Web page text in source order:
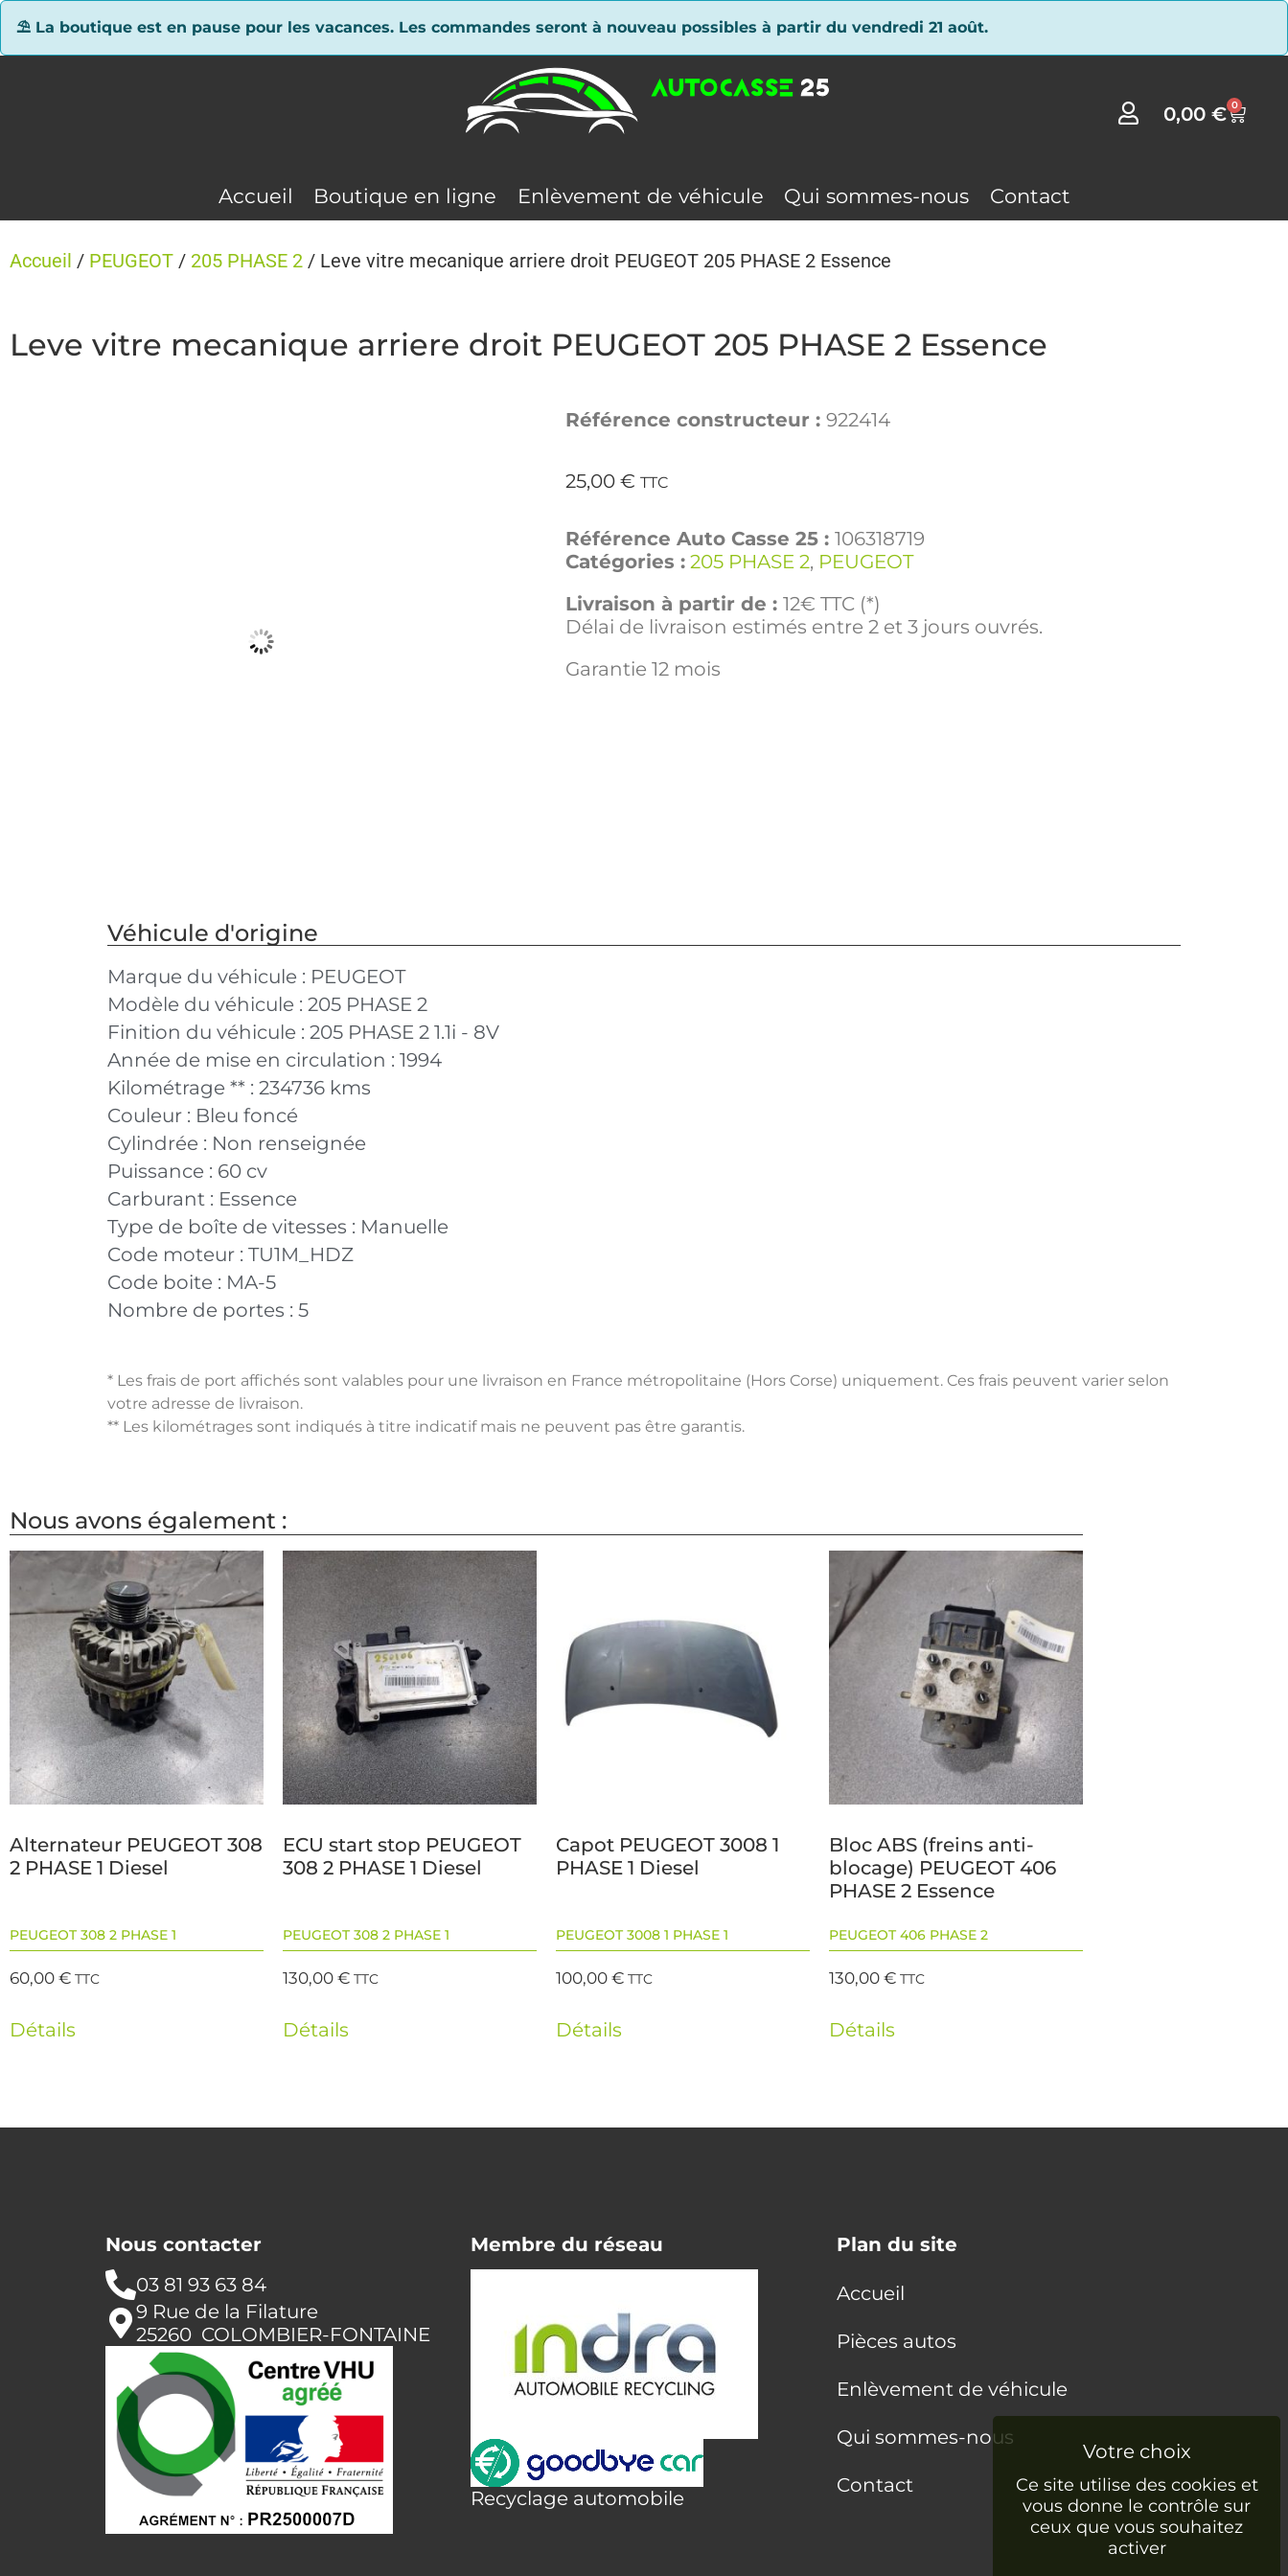
⛱ La boutique est en pause pour les vacances. Les commandes seront à nouveau possibles à partir du vendredi 21 août.
0,00€ 0
Accueil Boutique en ligne Enlèvement de véhicule Qui sommes-nous Contact
Accueil / PEUGEOT / 205 PHASE 2 / Leve vitre mecanique arriere droit PEUGEOT 205 PHASE 2 Essence
Leve vitre mecanique arriere droit PEUGEOT 205 PHASE 2 Essence
Référence constructeur : 922414
25,00 € TTC
Référence Auto Casse 25 : 106318719
Catégories : 205 PHASE 2, PEUGEOT
Livraison à partir de : 12€ TTC (*)
Délai de livraison estimés entre 2 et 3 jours ouvrés.
Garantie 12 mois
Véhicule d'origine
Marque du véhicule : PEUGEOT
Modèle du véhicule : 205 PHASE 2
Finition du véhicule : 205 PHASE 2 1.1i - 8V
Année de mise en circulation : 1994
Kilométrage ** : 234736 kms
Couleur : Bleu foncé
Cylindrée : Non renseignée
Puissance : 60 cv
Carburant : Essence
Type de boîte de vitesses : Manuelle
Code moteur : TU1M_HDZ
Code boite : MA-5
Nombre de portes : 5
* Les frais de port affichés sont valables pour une livraison en France métropolitaine (Hors Corse) uniquement. Ces frais peuvent varier selon
votre adresse de livraison.
** Les kilométrages sont indiqués à titre indicatif mais ne peuvent pas être garantis.
Nous avons également :
Alternateur PEUGEOT 308
2 PHASE 1 Diesel
PEUGEOT 308 2 PHASE 1
60,00€ TTC
Détails
ECU start stop PEUGEOT
308 2 PHASE 1 Diesel
PEUGEOT 308 2 PHASE 1
130,00€ TTC
Détails
Capot PEUGEOT 3008 1
PHASE 1 Diesel
PEUGEOT 3008 1 PHASE 1
100,00€ TTC
Détails
Bloc ABS (freins anti-
blocage) PEUGEOT 406
PHASE 2 Essence
PEUGEOT 406 PHASE 2
130,00€ TTC
Détails
Nous contacter
03 81 93 63 84
9 Rue de la Filature
25260 COLOMBIER-FONTAINE
Membre du réseau
Recyclage automobile
Plan du site
Accueil
Pièces autos
Enlèvement de véhicule
Qui sommes-nous
Contact
Panneau de gestion des cookies
Ce site utilise des cookies et
vous donne le contrôle sur
ceux que vous souhaitez
activer